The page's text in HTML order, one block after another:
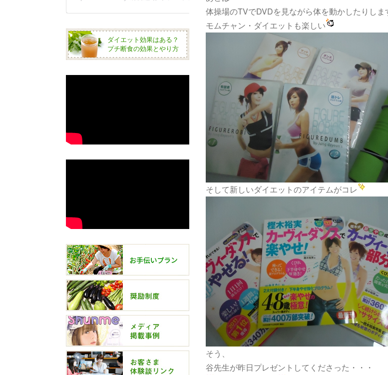
体操場のTVでDVDを見ながら体を動かしたりしま
モムチャン・ダイエットも楽しい
そして新しいダイエットのアイテムがコレ
そう、
谷先生が昨日プレゼントしてくださった・・・
ダイエット効果はある？
プチ断食の効果とやり方